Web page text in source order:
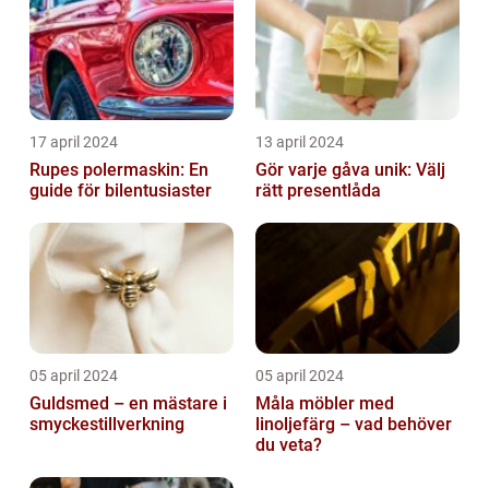
17 april 2024
Rupes polermaskin: En
guide för bilentusiaster
13 april 2024
Gör varje gåva unik: Välj
rätt presentlåda
05 april 2024
Guldsmed – en mästare i
smyckestillverkning
05 april 2024
Måla möbler med
linoljefärg – vad behöver
du veta?